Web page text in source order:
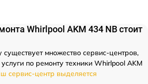
Whirlpool AKM 434 NB стоит
множество сервис-центров,
по ремонту техники Whirlpool AKM
сервис-центр выделяется